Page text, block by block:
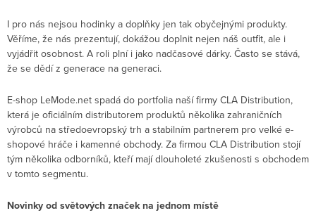
I pro nás nejsou hodinky a doplňky jen tak obyčejnými produkty.
Věříme, že nás prezentují, dokážou doplnit nejen náš outfit, ale i
vyjádřit osobnost. A roli plní i jako nadčasové dárky. Často se stává,
že se dědí z generace na generaci.
E-shop LeMode.net spadá do portfolia naší firmy CLA Distribution,
která je oficiálním distributorem produktů několika zahraničních
výrobců na středoevropský trh a stabilním partnerem pro velké e-
shopové hráče i kamenné obchody. Za firmou CLA Distribution stojí
tým několika odborníků, kteří mají dlouholeté zkušenosti s obchodem
v tomto segmentu.
Novinky od světových značek na jednom místě